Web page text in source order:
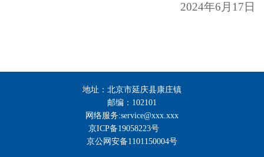
2024年6月17日
地址：北京市延庆县康庄镇
邮编：102101
网络服务:service@xxx.xxx
京ICP备19058223号
京公网安备1101150004号